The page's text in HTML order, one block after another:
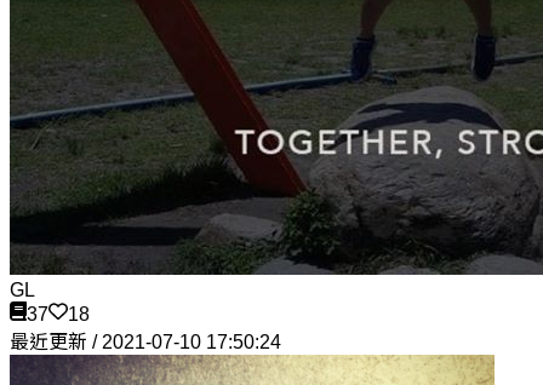
GL
37
18
最近更新 / 2021-07-10 17:50:24